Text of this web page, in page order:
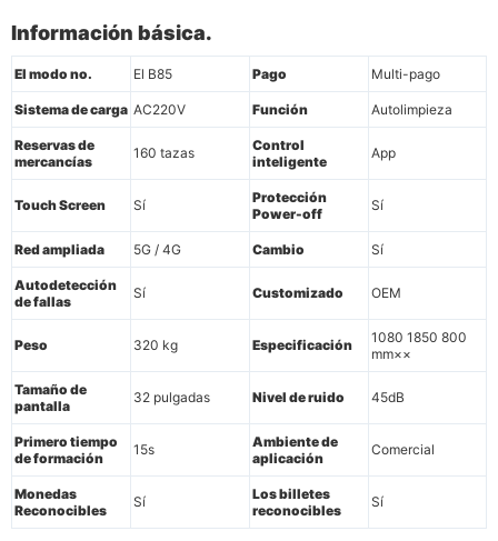
ón remota
Información básica.
El modo no. El B85 Pago Multi-pago
Sistema de carga AC220V Función Autolimpieza
Reservas de
mercancías
160 tazas
Control
inteligente
App
Touch Screen Sí
Protección
Power-off
Sí
Red ampliada 5G / 4G Cambio Sí
Autodetección
de fallas
Sí Customizado OEM
Peso 320 kg Especificación
1080 1850 800
mm××
Tamaño de
pantalla
32 pulgadas Nivel de ruido 45dB
Primero tiempo
de formación
15s
Ambiente de
aplicación
Comercial
Monedas
Reconocibles
Sí
Los billetes
reconocibles
Sí